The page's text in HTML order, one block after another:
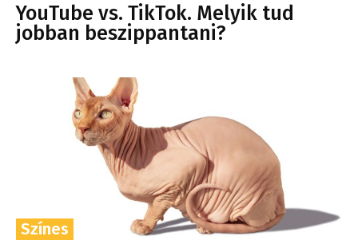
YouTube vs. TikTok. Melyik tud
jobban beszippantani?
Színes